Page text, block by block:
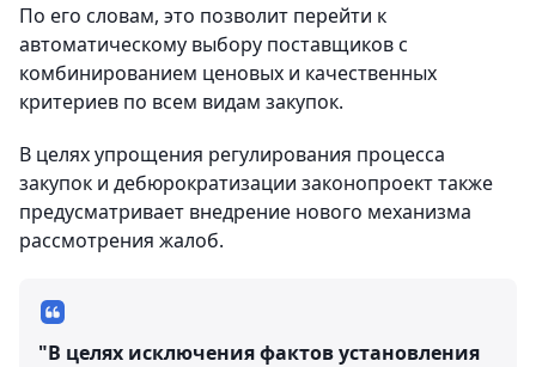
По его словам, это позволит перейти к
автоматическому выбору поставщиков с
комбинированием ценовых и качественных
критериев по всем видам закупок.
В целях упрощения регулирования процесса
закупок и дебюрократизации законопроект также
предусматривает внедрение нового механизма
рассмотрения жалоб.
"В целях исключения фактов установления